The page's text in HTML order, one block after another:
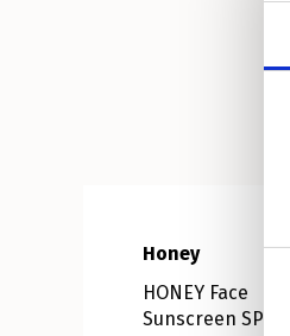
Honey
HONEY Face
Sunscreen SPF 30